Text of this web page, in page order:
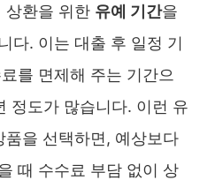
상환을 위한 유예 기간을
다. 이는 대출 후 일정 기
를 면제해 주는 기간으
정도가 많습니다. 이런 유
을 선택하면, 예상보다
때 수수료 부담 없이 상